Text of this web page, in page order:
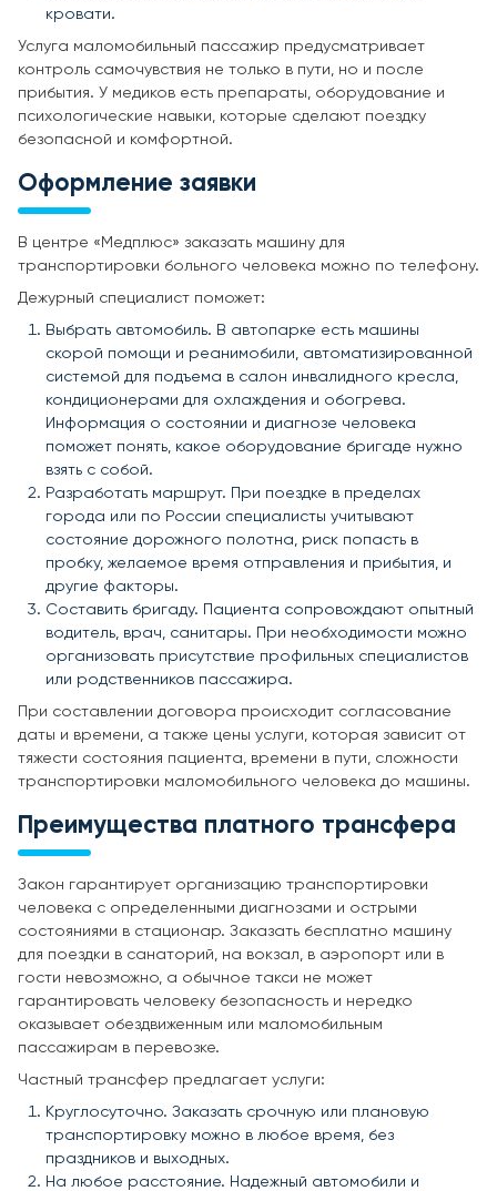
кровати.
Услуга маломобильный пассажир предусматривает
контроль самочувствия не только в пути, но и после
прибытия. У медиков есть препараты, оборудование и
психологические навыки, которые сделают поездку
безопасной и комфортной.
Оформление заявки
В центре «Медплюс» заказать машину для
транспортировки больного человека можно по телефону.
Дежурный специалист поможет:
Выбрать автомобиль. В автопарке есть машины
скорой помощи и реанимобили, автоматизированной
системой для подъема в салон инвалидного кресла,
кондиционерами для охлаждения и обогрева.
Информация о состоянии и диагнозе человека
поможет понять, какое оборудование бригаде нужно
взять с собой.
Разработать маршрут. При поездке в пределах
города или по России специалисты учитывают
состояние дорожного полотна, риск попасть в
пробку, желаемое время отправления и прибытия, и
другие факторы.
Составить бригаду. Пациента сопровождают опытный
водитель, врач, санитары. При необходимости можно
организовать присутствие профильных специалистов
или родственников пассажира.
При составлении договора происходит согласование
даты и времени, а также цены услуги, которая зависит от
тяжести состояния пациента, времени в пути, сложности
транспортировки маломобильного человека до машины.
Преимущества платного трансфера
Закон гарантирует организацию транспортировки
человека с определенными диагнозами и острыми
состояниями в стационар. Заказать бесплатно машину
для поездки в санаторий, на вокзал, в аэропорт или в
гости невозможно, а обычное такси не может
гарантировать человеку безопасность и нередко
оказывает обездвиженным или маломобильным
пассажирам в перевозке.
Частный трансфер предлагает услуги:
Круглосуточно. Заказать срочную или плановую
транспортировку можно в любое время, без
праздников и выходных.
На любое расстояние. Надежный автомобили и